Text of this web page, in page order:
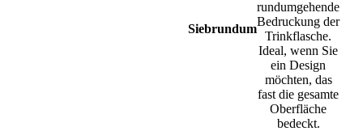
Siebrundum
rundumgehende
Bedruckung der
Trinkflasche.
Ideal, wenn Sie
ein Design
möchten, das
fast die gesamte
Oberfläche
bedeckt.